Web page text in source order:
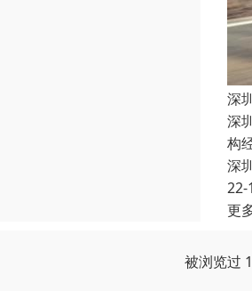
深
深
构
深
22-
更
被浏览过